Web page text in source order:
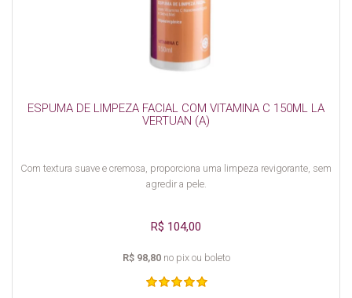
ESPUMA DE LIMPEZA FACIAL COM VITAMINA C 150ML LA
VERTUAN (A)
Com textura suave e cremosa, proporciona uma limpeza revigorante, sem
agredir a pele.
R$ 104,00
R$ 98,80no pix ou boleto